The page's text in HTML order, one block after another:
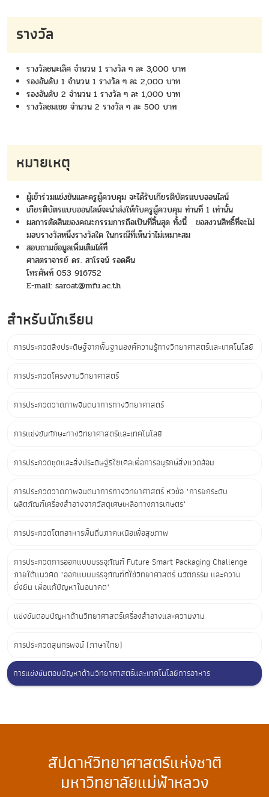
รางวัล
รางวัลชนะเลิศ จำนวน 1 รางวัล ๆ ละ 3,000 บาท
รองอันดับ 1 จำนวน 1 รางวัล ๆ ละ 2,000 บาท
รองอันดับ 2 จำนวน 1 รางวัล ๆ ละ 1,000 บาท
รางวัลชมเชย จำนวน 2 รางวัล ๆ ละ 500 บาท
หมายเหตุ
ผู้เข้าร่วมแข่งขันและครูผู้ควบคุม จะได้รับเกียรติบัตรแบบออนไลน์
เกียรติบัตรแบบออนไลน์จะนำส่งให้กับครูผู้ควบคุม ท่านที่ 1 เท่านั้น
ผลการตัดสินของคณะกรรมการถือเป็นที่สิ้นสุด ทั้งนี้ ขอสงวนสิทธิ์ที่จะไม่
มอบรางวัลหนึ่งรางวัลใด ในกรณีที่เห็นว่าไม่เหมาะสม
สอบถามข้อมูลเพิ่มเติมได้ที่
ศาสตราจารย์ ดร. สาโรจน์ รอดคืน
โทรศัพท์ 053 916752
E-mail: saroat@mfu.ac.th
สำหรับนักเรียน
การประกวดสิ่งประดิษฐ์จากพื้นฐานองค์ความรู้ทางวิทยาศาสตร์และเทคโนโลยี
การประกวดโครงงานวิทยาศาสตร์
การประกวดวาดภาพจินตนาการทางวิทยาศาสตร์
การแข่งขันทักษะทางวิทยาศาสตร์และเทคโนโลยี
การประกวดชุดและสิ่งประดิษฐ์รีไซเคิลเพื่อการอนุรักษ์สิ่งแวดล้อม
การประกวดวาดภาพจินตนาการทางวิทยาศาสตร์ หัวข้อ "การยกระดับ
ผลิตภัณฑ์เครื่องสำอางจากวัสดุเศษเหลือทางการเกษตร"
การประกวดโตกอาหารพื้นถิ่นภาคเหนือเพื่อสุขภาพ
การประกวดการออกแบบบรรจุภัณฑ์ Future Smart Packaging Challenge
ภายใต้แนวคิด "ออกแบบบรรจุภัณฑ์ที่ใช้วิทยาศาสตร์ นวัตกรรม และความ
ยั่งยืน เพื่อแก้ปัญหาในอนาคต"
แข่งขันตอบปัญหาด้านวิทยาศาสตร์เครื่องสำอางและความงาม
การประกวดสุนทรพจน์ (ภาษาไทย)
การแข่งขันตอบปัญหาด้านวิทยาศาสตร์และเทคโนโลยีการอาหาร
สัปดาห์วิทยาศาสตร์แห่งชาติ
มหาวิทยาลัยแม่ฟ้าหลวง